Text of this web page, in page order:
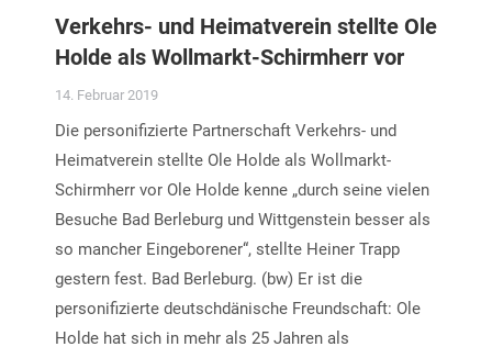
Verkehrs- und Heimatverein stellte Ole
Holde als Wollmarkt-Schirmherr vor
14. Februar 2019
Die personifizierte Partnerschaft Verkehrs- und
Heimatverein stellte Ole Holde als Wollmarkt-
Schirmherr vor Ole Holde kenne „durch seine vielen
Besuche Bad Berleburg und Wittgenstein besser als
so mancher Eingeborener“, stellte Heiner Trapp
gestern fest. Bad Berleburg. (bw) Er ist die
personifizierte deutschdänische Freundschaft: Ole
Holde hat sich in mehr als 25 Jahren als